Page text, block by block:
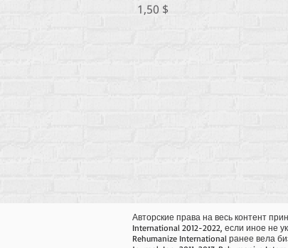
Цена
1,50 $
Авторские права на весь контент
International 2012-2022, если иное не
Rehumanize International ранее вела